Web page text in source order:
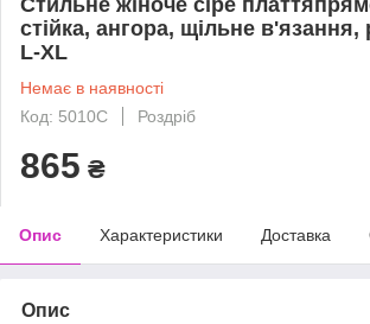
стійка, ангора, щільне в'язання,
L-XL
Немає в наявності
Код: 5010С
Роздріб
865 ₴
Опис Характеристики Доставка
Опис